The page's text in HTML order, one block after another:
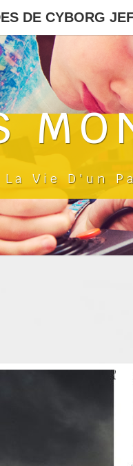
DE CYBORG
La Vie D'un